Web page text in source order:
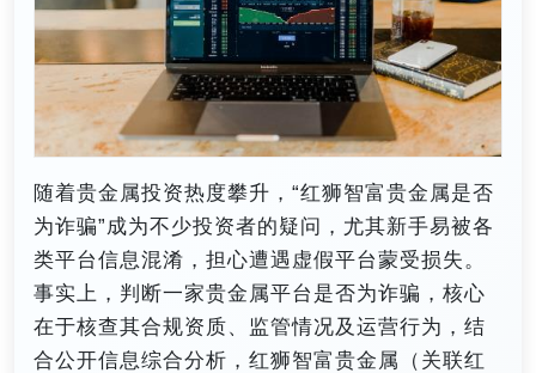
随着贵金属投资热度攀升，“红狮智富贵金属是否
为诈骗”成为不少投资者的疑问，尤其新手易被各
类平台信息混淆，担心遭遇虚假平台蒙受损失。
事实上，判断一家贵金属平台是否为诈骗，核心
在于核查其合规资质、监管情况及运营行为，结
合公开信息综合分析，红狮智富贵金属（关联红